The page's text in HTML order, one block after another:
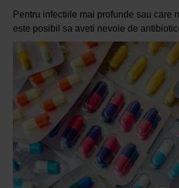
Pentru infectiile mai profunde sau care
este posibil sa aveti nevoie de